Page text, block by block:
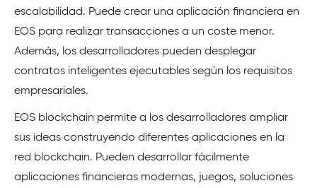
escalabilidad. Puede crear una aplicación financiera en
EOS para realizar transacciones a un coste menor.
Además, los desarrolladores pueden desplegar
contratos inteligentes ejecutables según los requisitos
empresariales.
EOS blockchain permite a los desarrolladores ampliar
sus ideas construyendo diferentes aplicaciones en la
red blockchain. Pueden desarrollar fácilmente
aplicaciones financieras modernas, juegos, soluciones